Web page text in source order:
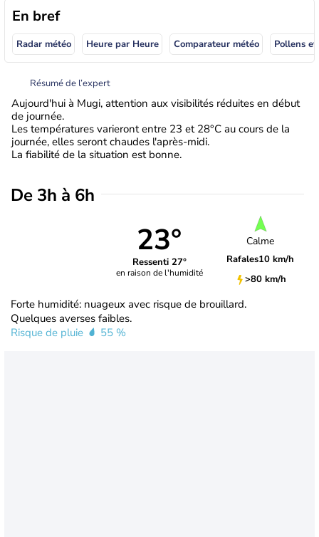
En bref
Radar météo Heure par Heure Comparateur météo Pollens
Résumé de l’expert
Aujourd'hui à Mugi, attention aux visibilités réduites en début
de journée.
Les températures varieront entre 23 et 28°C au cours de la
journée, elles seront chaudes l'après-midi.
La fiabilité de la situation est bonne.
De 3h à 6h
23°
Ressenti 27°
en raison de l'humidité
Calme
Rafales10 km/h
>80 km/h
Forte humidité: nuageux avec risque de brouillard.
Quelques averses faibles.
Risque de pluie
55 %